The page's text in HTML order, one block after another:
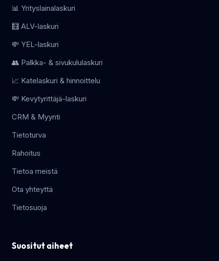
📊 Yrityslainalaskuri
🧮 ALV-laskuri
💸 YEL-laskuri
👥 Palkka- & sivukululaskuri
📈 Katelaskuri & hinnoittelu
💸 Kevytyrittäjä-laskuri
CRM & Myynti
Tietoturva
Rahoitus
Tietoa meistä
Ota yhteyttä
Tietosuoja
Suositut aiheet